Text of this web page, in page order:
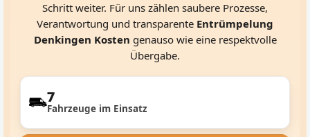
Schritt weiter. Für uns zählen saubere Prozesse,
Verantwortung und transparente Entrümpelung
Denkingen Kosten genauso wie eine respektvolle
Übergabe.
7
Fahrzeuge im Einsatz